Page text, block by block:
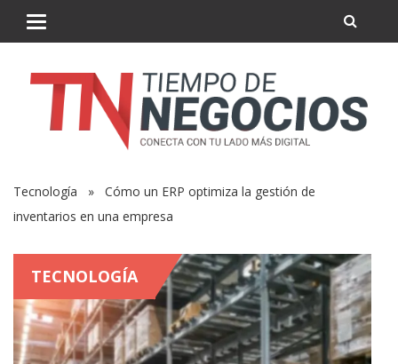
Tecnología » Cómo un ERP optimiza la gestión de
inventarios en una empresa
TECNOLOGÍA